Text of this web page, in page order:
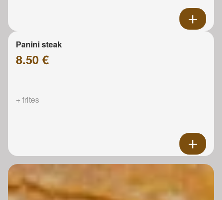
Panini steak
8.50 €
+ frites